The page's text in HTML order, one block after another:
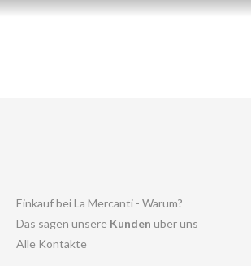
Einkauf bei La Mercanti - Warum?
Das sagen unsere Kunden über uns
Alle Kontakte